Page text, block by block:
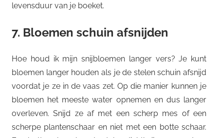
levensduur van je boeket.
7. Bloemen schuin afsnijden
Hoe houd ik mijn snijbloemen langer vers? Je kunt
bloemen langer houden als je de stelen schuin afsnijd
voordat je ze in de vaas zet. Op die manier kunnen je
bloemen het meeste water opnemen en dus langer
overleven. Snijd ze af met een scherp mes of een
scherpe plantenschaar en niet met een botte schaar.